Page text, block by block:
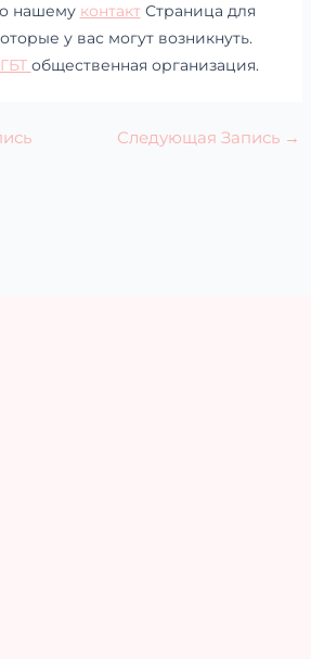
нашему контактСтраница для
у вас могут возникнуть.
общественная организация.
Следующая Запись →